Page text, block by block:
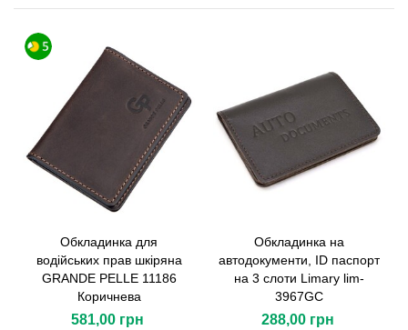
Обкладинка для
водійських прав шкіряна
GRANDE PELLE 11186
Коричнева
581,00 грн
Обкладинка на
автодокументи, ID паспорт
на 3 слоти Limary lim-
3967GC
288,00 грн